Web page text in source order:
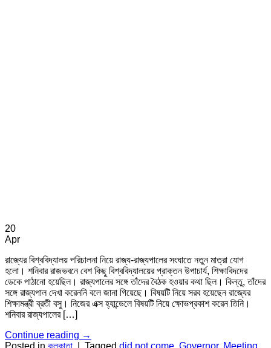
20
Apr
রাজ্যের বিশ্ববিদ্যালয় পরিচালনা নিয়ে রাজ্য-রাজ্যপালের সংঘাতে নতুন মাত্রা যোগ
হলো। শনিবার রাজভবনে বেশ কিছু বিশ্ববিদ্যালয়ের প্রাক্তন উপাচার্য, শিক্ষাবিদদের
ডেকে পাঠানো হয়েছিল। রাজ্যপালের সঙ্গে তাঁদের বৈঠক হওয়ার কথা ছিল। কিন্তু, তাঁদের
সঙ্গে রাজ্যপাল দেখা করেননি বলে জানা গিয়েছে। বিষয়টি নিয়ে সরব হয়েছেন রাজ্যের
শিক্ষামন্ত্রী ব্রতী বসু। নিজের এক্স হ্যান্ডেলে বিষয়টি নিয়ে ক্ষোভপ্রকাশ করেন তিনি।
শনিবার রাজ্যপালের […]
Continue reading →